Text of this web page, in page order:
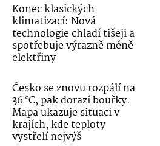
Konec klasických
klimatizací: Nová
technologie chladí tišeji a
spotřebuje výrazně méně
elektřiny
Česko se znovu rozpálí na
36 °C, pak dorazí bouřky.
Mapa ukazuje situaci v
krajích, kde teploty
vystřelí nejvýš